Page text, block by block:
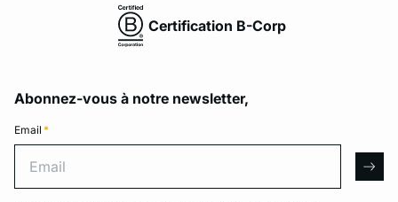
Certification B-Corp
Abonnez-vous à notre newsletter,
Email *